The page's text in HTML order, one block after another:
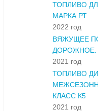
ТОПЛИВО
МАРКА РТ
2022 год
ВЯЖУЩЕЕ
ДОРОЖНОЕ.
2021 год
ТОПЛИВО
КЛАСС К5
2021 год